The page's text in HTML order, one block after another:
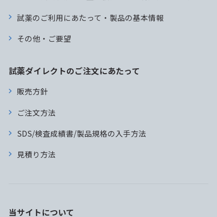
試薬のご利用にあたって・製品の基本情報
その他・ご要望
試薬ダイレクトのご注文にあたって
販売方針
ご注文方法
SDS/検査成績書/製品規格の入手方法
見積り方法
当サイトについて